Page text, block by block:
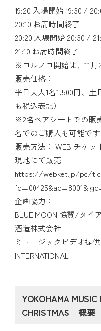
19:20 入場開始 19:30 /
20:10 お席時間終了
20:20 入場開始 20:30 /
21:10 お席時間終了
※ヨルノヨ開始は、11月
販売価格：
平日大人1名1,500円、土
も税込表記）
※2名ペアシートでの販
名でのご購入も可能です
販売方法： WEB チケ
現地にて販売
https://webket.jp/pc/
企画協力：
BLUE MOON 協賛/タイ
酒造株式会社
ミュージックビデオ提
INTERNATIONAL
YOKOHAMA MUSIC
CHRISTMAS 概要